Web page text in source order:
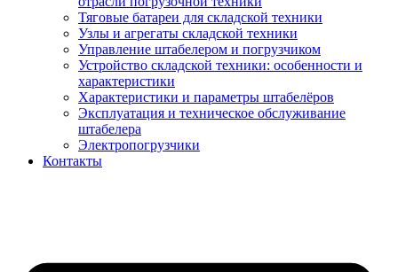
Тяговые батареи для складской техники
Узлы и агрегаты складской техники
Управление штабелером и погрузчиком
Устройство складской техники: особенности и
характеристики
Характеристики и параметры штабелёров
Эксплуатация и техническое обслуживание
штабелера
Электропогрузчики
Контакты